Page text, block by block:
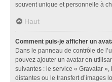
souvent unique et personnelle à
Haut
Comment puis-je afficher un
Dans le panneau de contrôle de
pouvez ajouter un avatar en
suivantes : le service « Gravatar
distantes ou le transfert d’images